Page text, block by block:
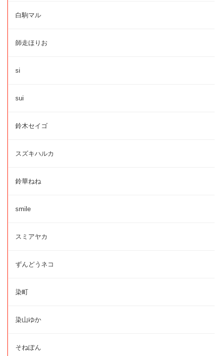
白駒マル
師走ほりお
si
sui
鈴木セイゴ
スズキハルカ
鈴華ねね
smile
スミアヤカ
ずんどうネコ
染町
染山ゆか
そねぽん